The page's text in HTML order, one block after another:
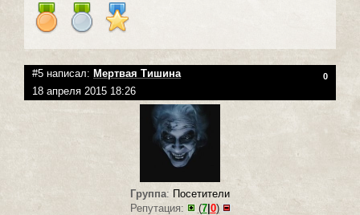
#5 написал: Мертвая Тишина 0
18 апреля 2015 18:26
Группа: Посетители
Репутация:
(7| 0)